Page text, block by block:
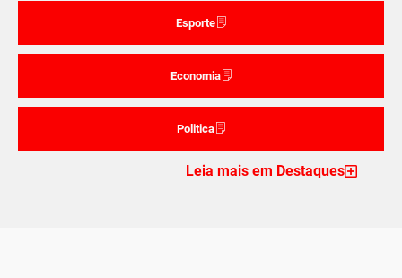
Esporte
Economia
Politica
Leia mais em Destaques